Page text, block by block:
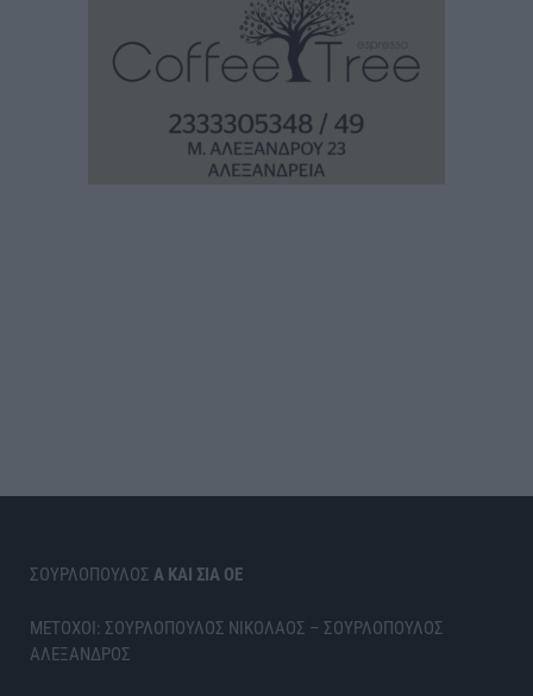
ΣΟΥΡΛΟΠΟΥΛΟΣ Α ΚΑΙ ΣΙΑ ΟΕ
ΜΕΤΟΧΟΙ: ΣΟΥΡΛΟΠΟΥΛΟΣ ΝΙΚΟΛΑΟΣ – ΣΟΥΡΛΟΠΟΥΛΟΣ
ΑΛΕΞΑΝΔΡΟΣ